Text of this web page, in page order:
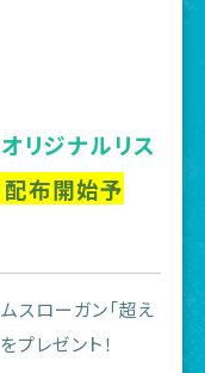
リジナルリス
配布開始予
スローガン「超え
プレゼント！